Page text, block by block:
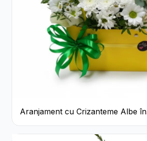
Aranjament cu Crizanteme Albe în
Cutie Galbenă